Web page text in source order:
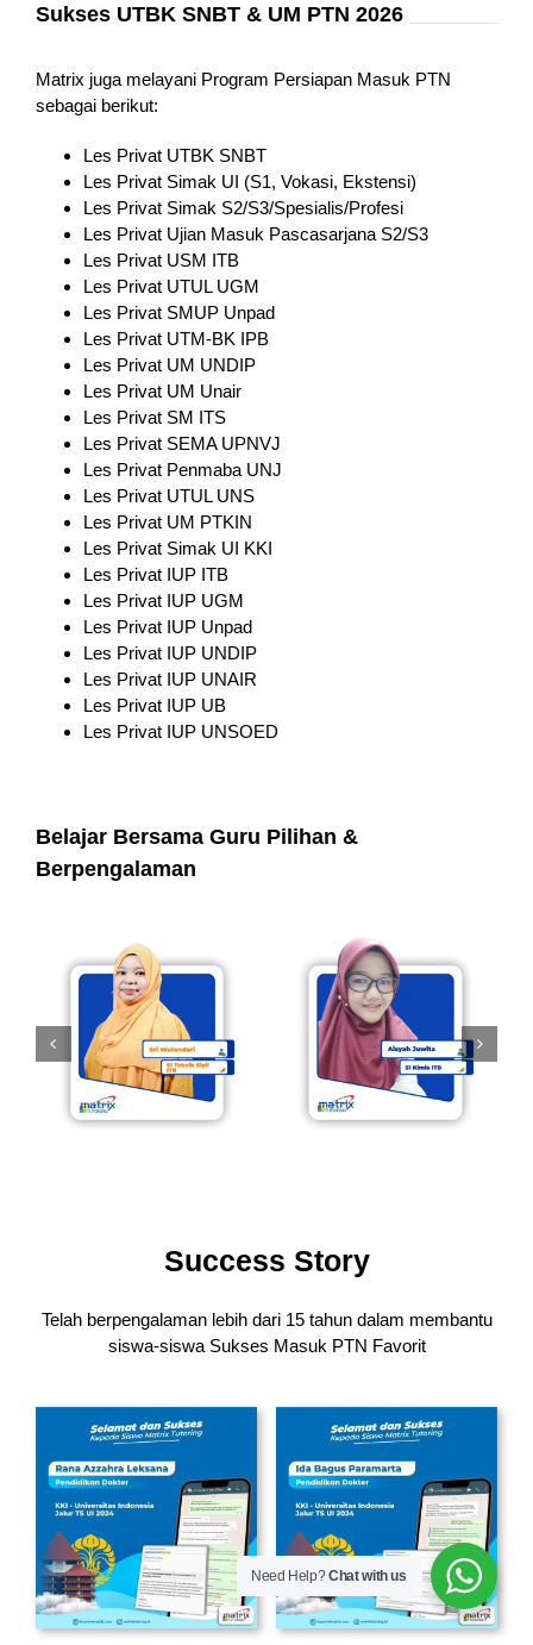
Sukses UTBK SNBT & UM PTN 2026
Matrix juga melayani Program Persiapan Masuk PTN
sebagai berikut:
Les Privat UTBK SNBT
Les Privat Simak UI (S1, Vokasi, Ekstensi)
Les Privat Simak S2/S3/Spesialis/Profesi
Les Privat Ujian Masuk Pascasarjana S2/S3
Les Privat USM ITB
Les Privat UTUL UGM
Les Privat SMUP Unpad
Les Privat UTM-BK IPB
Les Privat UM UNDIP
Les Privat UM Unair
Les Privat SM ITS
Les Privat SEMA UPNVJ
Les Privat Penmaba UNJ
Les Privat UTUL UNS
Les Privat UM PTKIN
Les Privat Simak UI KKI
Les Privat IUP ITB
Les Privat IUP UGM
Les Privat IUP Unpad
Les Privat IUP UNDIP
Les Privat IUP UNAIR
Les Privat IUP UB
Les Privat IUP UNSOED
Belajar Bersama Guru Pilihan &
Berpengalaman
Success Story
Telah berpengalaman lebih dari 15 tahun dalam membantu
siswa-siswa Sukses Masuk PTN Favorit
Need Help?Chat with us